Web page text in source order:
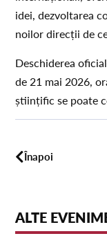
idei, dezvoltarea
noilor direcții de
Deschiderea
de 21 mai 2026,
științific se poate
Înapoi
ALTE